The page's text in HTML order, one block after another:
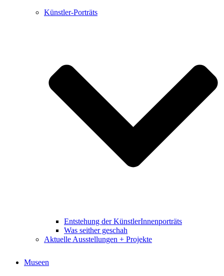
Künstler-Porträts
Entstehung der KünstlerInnenporträts
Was seither geschah
Aktuelle Ausstellungen + Projekte
Museen